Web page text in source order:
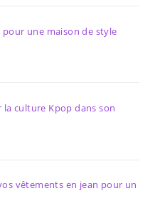
une maison de style
culture Kpop dans son
vêtements en jean pour un